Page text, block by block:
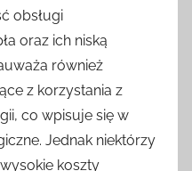
obsługi
oraz ich niską
również
z korzystania z
co wpisuje się w
Jednak niektórzy
koszty